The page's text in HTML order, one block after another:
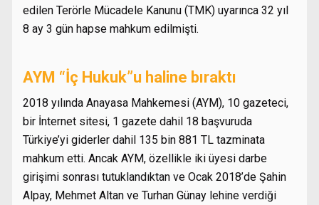
edilen Terörle Mücadele Kanunu (TMK) uyarınca 32 yıl
8 ay 3 gün hapse mahkum edilmişti.
AYM “İç Hukuk”u haline bıraktı
2018 yılında Anayasa Mahkemesi (AYM), 10 gazeteci,
bir İnternet sitesi, 1 gazete dahil 18 başvuruda
Türkiye’yi giderler dahil 135 bin 881 TL tazminata
mahkum etti. Ancak AYM, özellikle iki üyesi darbe
girişimi sonrası tutuklandıktan ve Ocak 2018’de Şahin
Alpay, Mehmet Altan ve Turhan Günay lehine verdiği